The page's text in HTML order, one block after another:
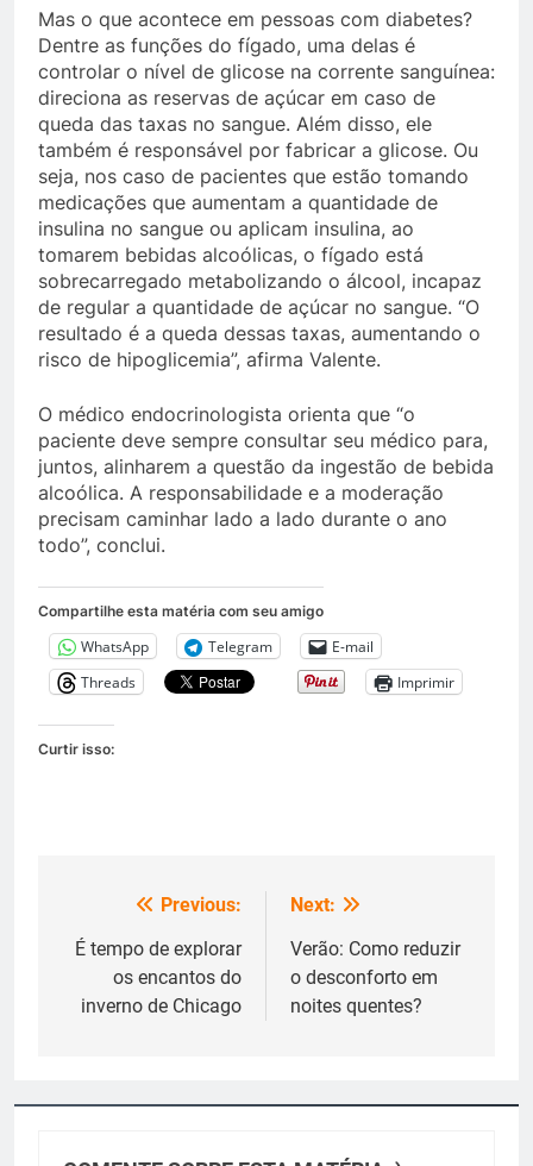
Mas o que acontece em pessoas com diabetes?
Dentre as funções do fígado, uma delas é
controlar o nível de glicose na corrente sanguínea:
direciona as reservas de açúcar em caso de
queda das taxas no sangue. Além disso, ele
também é responsável por fabricar a glicose. Ou
seja, nos caso de pacientes que estão tomando
medicações que aumentam a quantidade de
insulina no sangue ou aplicam insulina, ao
tomarem bebidas alcoólicas, o fígado está
sobrecarregado metabolizando o álcool, incapaz
de regular a quantidade de açúcar no sangue. “O
resultado é a queda dessas taxas, aumentando o
risco de hipoglicemia”, afirma Valente.
O médico endocrinologista orienta que “o
paciente deve sempre consultar seu médico para,
juntos, alinharem a questão da ingestão de bebida
alcoólica. A responsabilidade e a moderação
precisam caminhar lado a lado durante o ano
todo”, conclui.
Compartilhe esta matéria com seu amigo
WhatsApp Telegram
E-mail
Threads
Imprimir
Curtir isso:
Navegação
de
Post
Previous:
É tempo de explorar
os encantos do
inverno de Chicago
Next:
Verão: Como reduzir
o desconforto em
noites quentes?